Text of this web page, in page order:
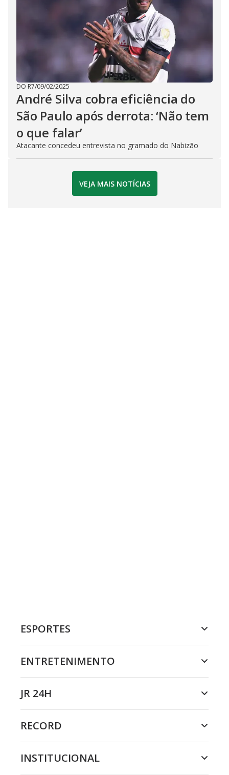
DO R7/09/02/2025
André Silva cobra eficiência do
São Paulo após derrota: ‘Não tem
o que falar’
Atacante concedeu entrevista no gramado do Nabizão
VEJA MAIS NOTÍCIAS
ESPORTES
ENTRETENIMENTO
JR 24H
RECORD
INSTITUCIONAL